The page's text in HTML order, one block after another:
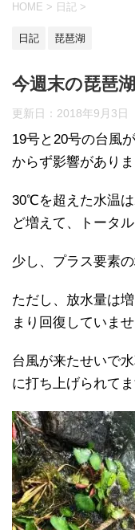
HOME > 日記 >
日記 琵琶湖
今週末の琵琶
更新日： 2018年9月3日
19号と20号の台風
からず影響がありま
30℃を超えた水温
ど増えて、トータル
少し、プラス要素
ただし、放水量は
まり回復していませ
台風が来たせいで
に打ち上げられてま